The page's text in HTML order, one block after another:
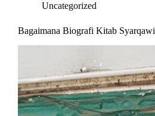
Uncategorized
Bagaimana Biografi Kitab Syarqawi